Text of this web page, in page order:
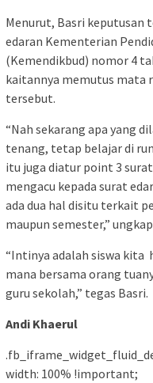
Menurut, Basri keputusan
edaran Kementerian
(Kemendikbud) nomor 4
kaitannya memutus mata
tersebut.
“Nah sekarang apa yang
tenang, tetap belajar di
itu juga diatur point 3
mengacu kepada surat
ada dua hal disitu terkait
maupun semester,”
“Intinya adalah siswa kita
mana bersama orang
guru sekolah,” tegas Basri.
Andi Khaerul
width: 100% !important;